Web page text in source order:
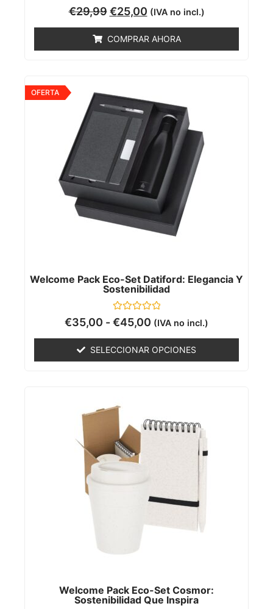
Valorado
con
5
€29,99 €25,00 (IVA no incl.)
COMPRAR AHORA
Welcome Pack Eco-Set Datiford: Elegancia Y
Sostenibilidad
Valorado
con
5
OFERTA
€35,00 -€45,00 (IVA no incl.)
SELECCIONAR OPCIONES
Welcome Pack Eco-Set Cosmor:
Sostenibilidad Que Inspira